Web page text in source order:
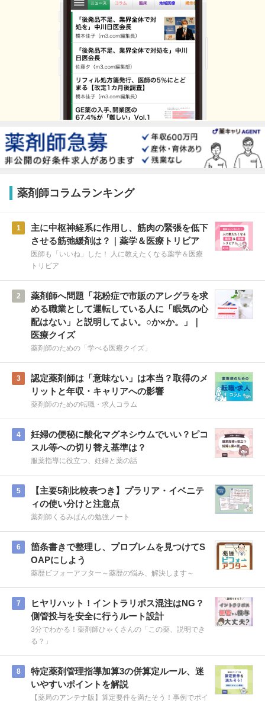
薬剤師コラムランキング
1
主に中枢神経系に作用し、筋肉の緊張を低下
させる筋弛緩剤は？｜薬学＆医療トリビア
医師も「いいね」した！ 人に教えたくなる薬学＆医療
トリビア
2
薬剤師へ問題「花粉症で市販のアレグラを求
める職業として運転している人に「眠気の心
配はない」と説明してよい。○か×か。」｜
医療クイズ
薬剤師のための「学べる医療クイズ」
3
認定薬剤師は「意味ない」は本当？取得のメ
リットと年収・キャリアへの影響
薬剤師のための転職・求人コラム
4
妊婦の便秘に酸化マグネシウムでいい？ピコ
スル等への切り替え基準は？
服薬指導に役立つ、妊婦と薬の話
5
【主要5剤比較表つき】プラリア・イベニテ
ィの使い分けと注意点
薬剤師くるみぱんの勉強ノート
6
箇条書きで整理し、プロブレムを見つけてS
OAPにしよう
薬歴ビフォーアフター～薬歴の悩み、解決します～
7
ヒヤリハット！イントラリポス混注はNG？
側管投与を安全に行うルート設計
3分でわかる！薬剤師ひゃくさんの「この薬、説明でき
る？」
8
特定薬剤管理指導加算3の併算定ルール、迷
いやすいポイントを解説
【薬局のアンテナ版】算定要件を満たそう！事例でポイ